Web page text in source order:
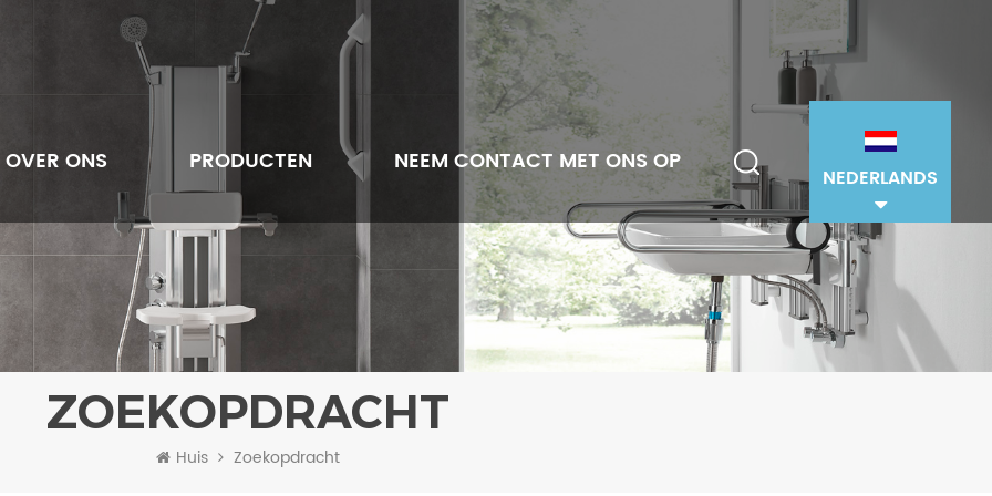
NEDERLANDS
OVER ONS PRODUCTEN NEEM CONTACT MET ONS OP
ZOEKOPDRACHT
Huis Zoekopdracht